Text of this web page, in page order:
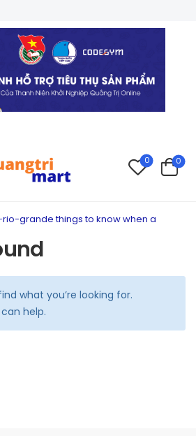
0 0
grande things to know when a
what you’re looking for.
help.